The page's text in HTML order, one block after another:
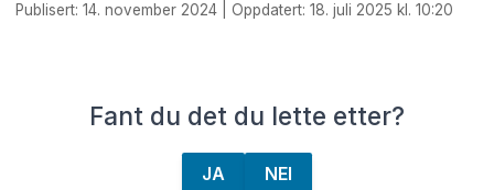
Publisert: 14. november 2024 | Oppdatert: 18. juli 2025 kl. 10:20
Fant du det du lette etter?
JA NEI